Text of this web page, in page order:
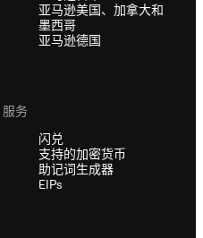
亚马逊美国、加拿大和
墨西哥
亚马逊德国
服务
闪兑
支持的加密货币
助记词生成器
EIPs